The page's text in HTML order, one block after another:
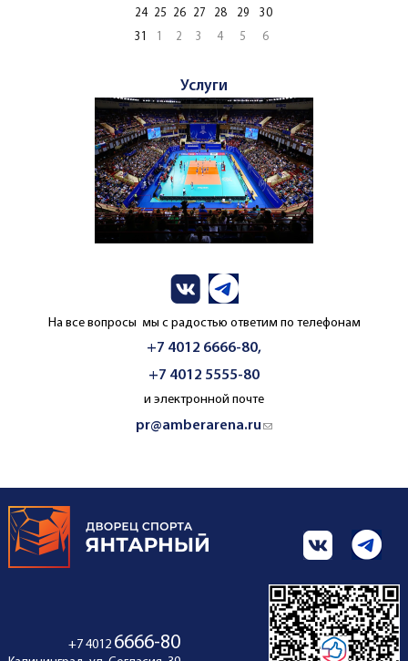
24
25 26 27 28 29
30
31
1 2 3 4 5 6
Услуги
На все вопросы мы с радостью ответим по телефонам
+7 4012 6666-80,
+7 4012 5555-80
и электронной почте
pr@amberarena.ru(link sends e-mail)
+7 4012 6666-80